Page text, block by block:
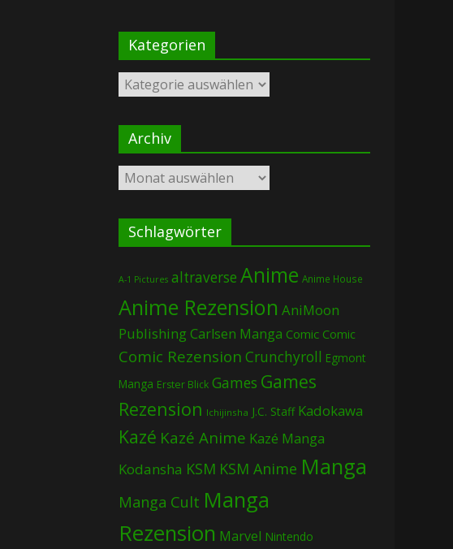
Kategorien
Kategorien
Archiv
Archiv
Schlagwörter
A-1 Pictures altraverse Anime Anime House
Anime Rezension AniMoon
PublishingCarlsen Manga Comic Comic
Comic Rezension Crunchyroll Egmont
Manga Erster Blick Games Games
Rezension Ichijinsha J.C. Staff Kadokawa
Kazé Kazé Anime Kazé Manga
Kodansha KSM KSM Anime Manga
Manga Cult Manga
Rezension Marvel Nintendo